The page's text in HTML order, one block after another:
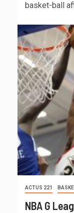
basket-ball
ACTUS 221
NBA G